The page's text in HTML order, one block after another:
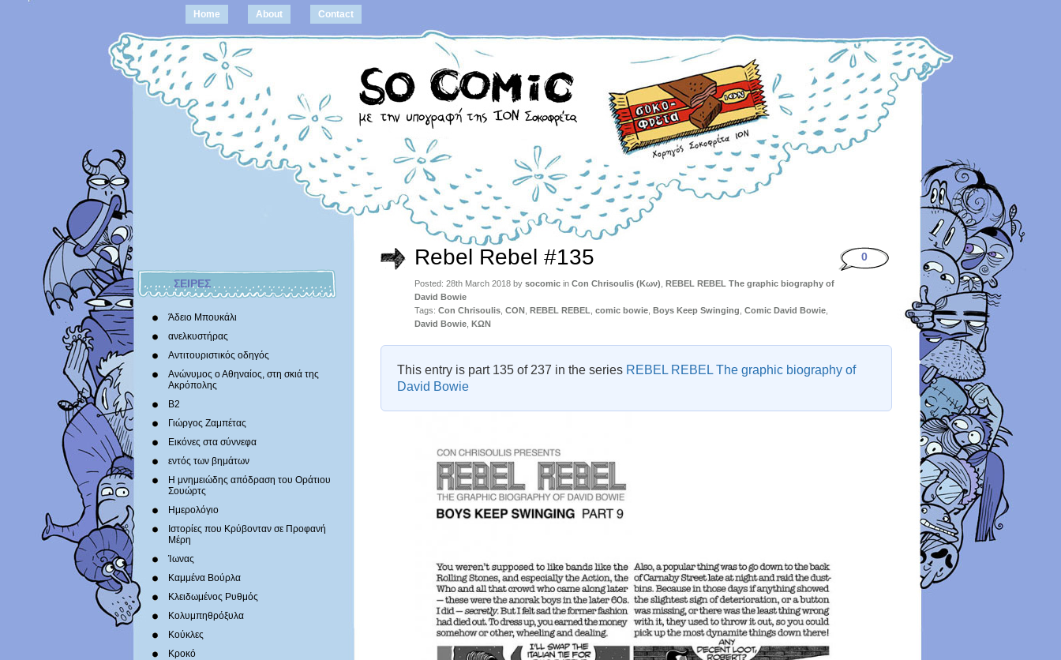
Home About Contact
ΣΕΙΡΕΣ
Άδειο Μπουκάλι
ανελκυστήρας
Αντιτουριστικός οδηγός
Ανώνυμος ο Αθηναίος, στη σκιά της
Ακρόπολης
Β2
Γιώργος Ζαμπέτας
Εικόνες στα σύννεφα
εντός των βημάτων
Η μνημειώδης απόδραση του Οράτιου
Σουώρτς
Ημερολόγιο
Ιστορίες που Κρύβονταν σε Προφανή
Μέρη
Ίωνας
Καμμένα Βούρλα
Κλειδωμένος Ρυθμός
Κολυμπηθρόξυλα
Κούκλες
Κροκό
Rebel Rebel #135
Posted: 28th March 2018 by socomic in Con Chrisoulis (Κων) REBEL REBEL The graphic biography of
David Bowie
Tags: Con Chrisoulis CON REBEL REBEL comic bowie Boys Keep Swinging Comic David Bowie
David Bowie ΚΩΝ
0
This entry is part 135 of 237 in the series REBEL REBEL The graphic biography of
David Bowie